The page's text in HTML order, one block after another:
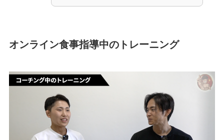
オンライン食事指導中のトレーニング